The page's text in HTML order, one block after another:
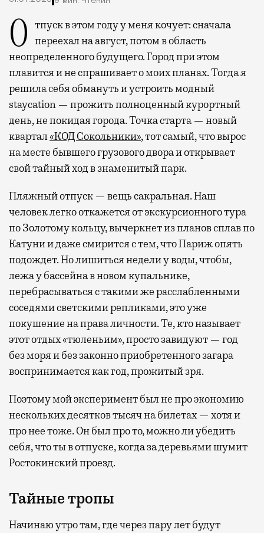
Отпуск в этом году у меня кочует: сначала переехал на август, потом в область
неопределенного будущего. Город при этом
плавится и не спрашивает о моих планах. Тогда я
решила себя обмануть и устроить модный
staycation — прожить полноценный курортный
день, не покидая города. Точка старта — новый
квартал«КОД Сокольники», тот самый, что вырос
на месте бывшего грузового двора и открывает
свой тайный ход в знаменитый парк.
Пляжный отпуск — вещь сакральная. Наш
человек легко откажется от экскурсионного тура
по Золотому кольцу, вычеркнет из планов сплав по
Катуни и даже смирится с тем, что Париж опять
подождет. Но лишиться недели у воды, чтобы,
лежа у бассейна в новом купальнике,
перебрасываться с такими же расслабленными
соседями светскими репликами, это уже
покушение на права личности. Те, кто называет
этот отдых «тюленьим», просто завидуют — год
без моря и без законно приобретенного загара
воспринимается как год, прожитый зря.
Поэтому мой эксперимент был не про экономию
нескольких десятков тысяч на билетах — хотя и
про нее тоже. Он был про то, можно ли убедить
себя, что ты в отпуске, когда за деревьями шумит
Ростокинский проезд.
Тайные тропы
Начинаю утро там, где через пару лет будут